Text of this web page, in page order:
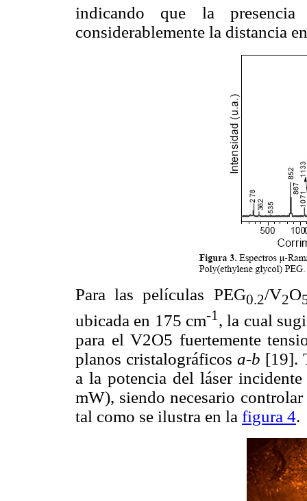
indicando que la
considerablemente la distancia
Para las películas PEG0.2/V2O
ubicada en 175 cm-1 , la cual
para el V2O5 fuertemente
planos cristalográficos a-b [19].
a la potencia del láser
mW), siendo necesario
tal como se ilustra en la figura 4.